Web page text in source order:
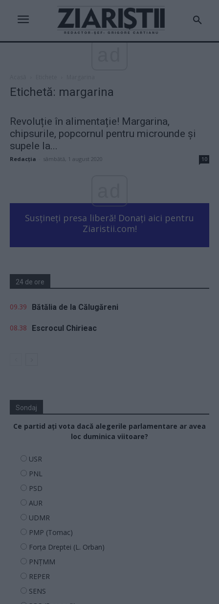
Etichetă: margarina
Revoluție în alimentație! Margarina,
chipsurile, popcornul pentru microunde și
supele la...
Redacţia sâmbătă, 1 august 2020 10
Susțineți presa liberă! Donați aici pentru
Ziaristii.com!
24 de ore
09.39 Bătălia de la Călugăreni
08.38 Escrocul Chirieac
Sondaj
Ce partid ați vota dacă alegerile parlamentare ar avea
loc duminica viitoare?
USR
PNL
PSD
AUR
UDMR
PMP (Tomac)
Forța Dreptei (L. Orban)
PNȚMM
REPER
SENS